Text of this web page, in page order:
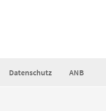
Datenschutz ANB